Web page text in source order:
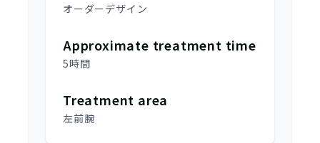
オーダーデザイン
Approximate treatment time
5時間
Treatment area
左前腕